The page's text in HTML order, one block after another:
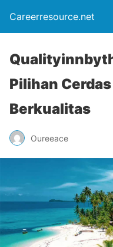
Careerresource.net
Pilihan
Berkualitas
Oureeace